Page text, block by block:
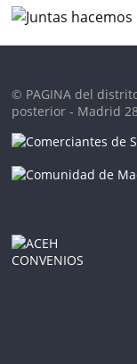
© PAGINA del
posterior - Madrid